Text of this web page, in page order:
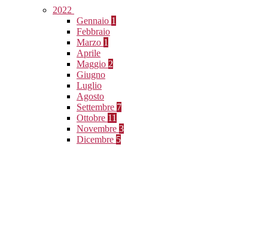
2022
Gennaio 1
Febbraio
Marzo 1
Aprile
Maggio 2
Giugno
Luglio
Agosto
Settembre 7
Ottobre 11
Novembre 3
Dicembre 5